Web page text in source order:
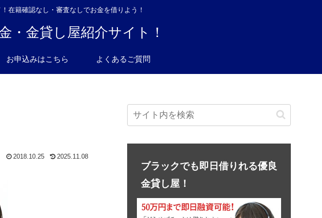
在籍確認なし・審査なしでお金を借りよう！
・金貸し屋紹介サイト！
お申込みはこちら よくあるご質問
2018.10.25 2025.11.08
ブラックでも即日借りれる優良
金貸し屋！